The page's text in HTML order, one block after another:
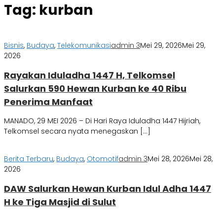
Tag: kurban
Bisnis, Budaya, Telekomunikasiadmin 3Mei 29, 2026Mei 29,
2026
Rayakan Iduladha 1447 H, Telkomsel
Salurkan 590 Hewan Kurban ke 40 Ribu
Penerima Manfaat
MANADO, 29 MEI 2026 – Di Hari Raya Iduladha 1447 Hijriah,
Telkomsel secara nyata menegaskan […]
Berita Terbaru, Budaya, Otomotifadmin 3Mei 28, 2026Mei 28,
2026
DAW Salurkan Hewan Kurban Idul Adha 1447
H ke Tiga Masjid di Sulut